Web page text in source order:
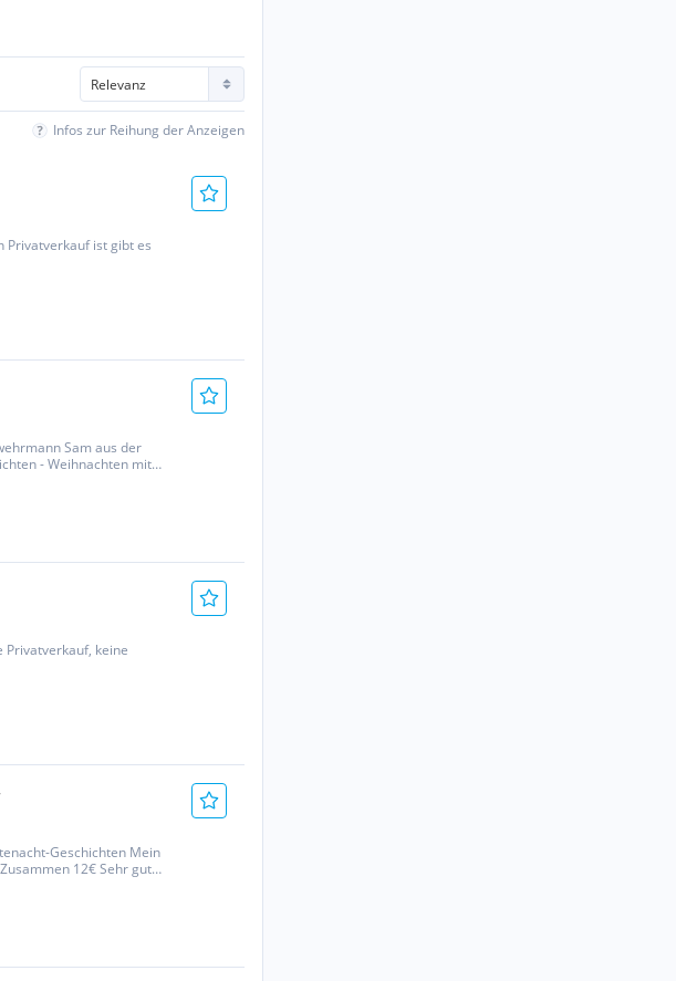
Infos zur Reihung der Anzeigen
Privatverkauf ist gibt es
Sam aus der
- Weihnachten mit
Privatverkauf, keine
Geschichten Mein
12€ Sehr gut